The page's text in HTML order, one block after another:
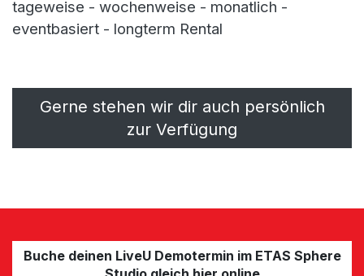
tageweise - wochenweise - monatlich -
eventbasiert - longterm Rental
Gerne stehen wir dir auch persönlich
zur Verfügung
Buche deinen LiveU Demotermin im ETAS Sphere